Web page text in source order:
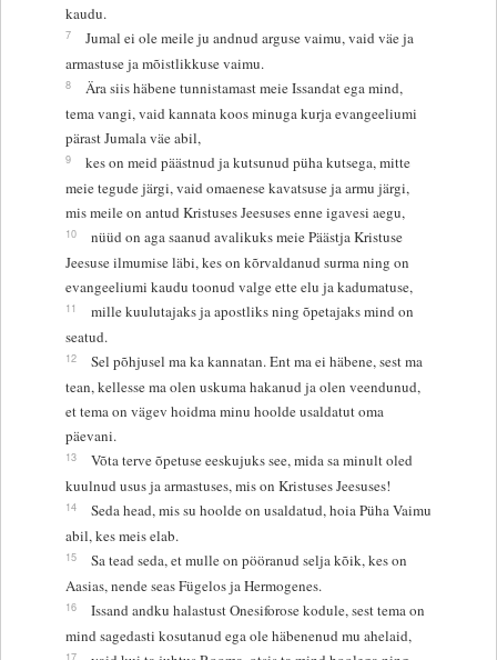
kaudu.
7
Jumal ei ole meile ju andnud arguse vaimu, vaid väe ja
armastuse ja mõistlikkuse vaimu.
8
Ära siis häbene tunnistamast meie Issandat ega mind,
tema vangi, vaid kannata koos minuga kurja evangeeliumi
pärast Jumala väe abil,
9
kes on meid päästnud ja kutsunud püha kutsega, mitte
meie tegude järgi, vaid omaenese kavatsuse ja armu järgi,
mis meile on antud Kristuses Jeesuses enne igavesi aegu,
10
nüüd on aga saanud avalikuks meie Päästja Kristuse
Jeesuse ilmumise läbi, kes on kõrvaldanud surma ning on
evangeeliumi kaudu toonud valge ette elu ja kadumatuse,
11
mille kuulutajaks ja apostliks ning õpetajaks mind on
seatud.
12
Sel põhjusel ma ka kannatan. Ent ma ei häbene, sest ma
tean, kellesse ma olen uskuma hakanud ja olen veendunud,
et tema on vägev hoidma minu hoolde usaldatut oma
päevani.
13
Võta terve õpetuse eeskujuks see, mida sa minult oled
kuulnud usus ja armastuses, mis on Kristuses Jeesuses!
14
Seda head, mis su hoolde on usaldatud, hoia Püha Vaimu
abil, kes meis elab.
15
Sa tead seda, et mulle on pööranud selja kõik, kes on
Aasias, nende seas Fügelos ja Hermogenes.
16
Issand andku halastust Onesiforose kodule, sest tema on
mind sagedasti kosutanud ega ole häbenenud mu ahelaid,
17